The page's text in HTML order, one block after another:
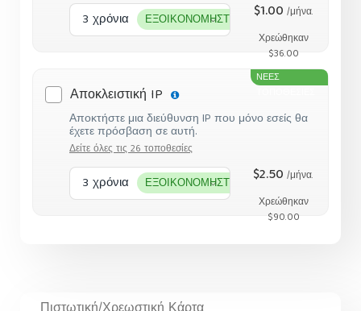
3 χρόνια ΕΞΟΙΚΟΝΟΜΗΣΤΕ 78%$1.00 /μήνα.
Χρεώθηκαν
$36.00
ΝΕΕΣ
Αποκλειστική IP
Αποκτήστε μια διεύθυνση IP που μόνο εσείς θα
έχετε πρόσβαση σε αυτή.
Δείτε όλες τις 26 τοποθεσίες
3 χρόνια ΕΞΟΙΚΟΝΟΜΗΣΤΕ 50%$2.50/μήνα.
Χρεώθηκαν
$90.00